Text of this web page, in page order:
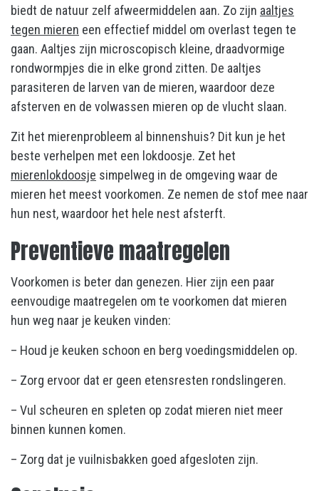
biedt de natuur zelf afweermiddelen aan. Zo zijn aaltjes
tegen mieren een effectief middel om overlast tegen te
gaan. Aaltjes zijn microscopisch kleine, draadvormige
rondwormpjes die in elke grond zitten. De aaltjes
parasiteren de larven van de mieren, waardoor deze
afsterven en de volwassen mieren op de vlucht slaan.
Zit het mierenprobleem al binnenshuis? Dit kun je het
beste verhelpen met een lokdoosje. Zet het
mierenlokdoosje simpelweg in de omgeving waar de
mieren het meest voorkomen. Ze nemen de stof mee naar
hun nest, waardoor het hele nest afsterft.
Preventieve maatregelen
Voorkomen is beter dan genezen. Hier zijn een paar
eenvoudige maatregelen om te voorkomen dat mieren
hun weg naar je keuken vinden:
– Houd je keuken schoon en berg voedingsmiddelen op.
– Zorg ervoor dat er geen etensresten rondslingeren.
– Vul scheuren en spleten op zodat mieren niet meer
binnen kunnen komen.
– Zorg dat je vuilnisbakken goed afgesloten zijn.